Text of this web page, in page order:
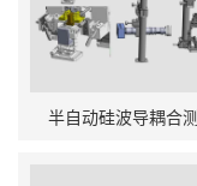
半自动硅波导耦合